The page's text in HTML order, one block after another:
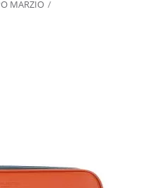
MARZIO /